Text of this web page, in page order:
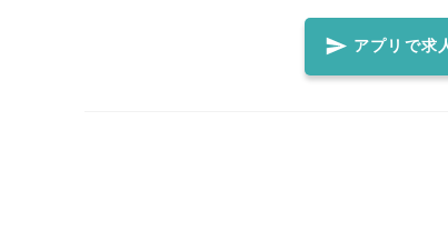
ただける方 ・テキパキとスピーディーに働ける方 ・清
経験でも安心♪サポート体制万全です／ 親切な先輩ス
囲まれたお店です！ 分からないことがあったら周りの
アプリで求